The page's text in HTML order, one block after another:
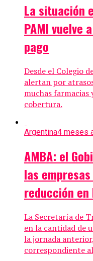
La situación
PAMI vuelve
pago
Desde el Colegio
alertan por
muchas
cobertura.
Argentina4 meses
AMBA: el
las
reducción
La Secretaría de
en la cantidad de
la jornada
correspondiente